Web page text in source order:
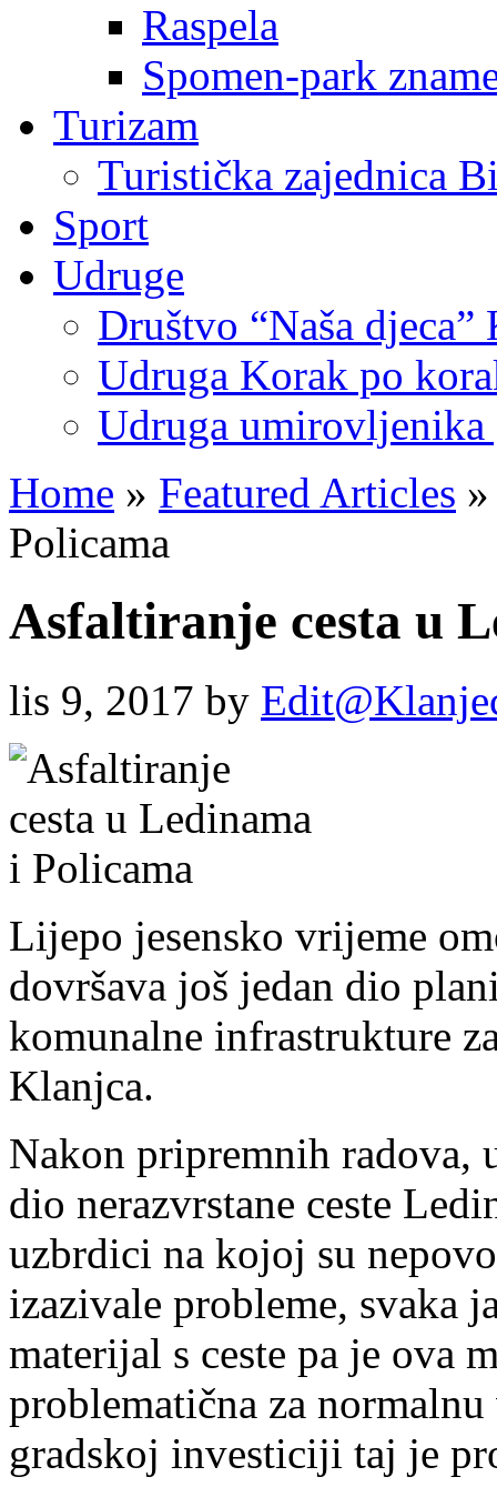
Raspela
Spomen-park
Turizam
Turistička zajednica
Sport
Udruge
Društvo “Naša djeca”
Udruga Korak po
Udruga umirovljenika
Home » Featured Articles »
Policama
Asfaltiranje cesta u
lis 9, 2017 by
Lijepo jesensko vrijeme
dovršava još jedan dio
komunalne infrastrukture
Klanjca.
Nakon pripremnih radova,
dio nerazvrstane ceste
uzbrdici na kojoj su
izazivale probleme, svaka
materijal s ceste pa je ova
problematična za
gradskoj investiciji taj je